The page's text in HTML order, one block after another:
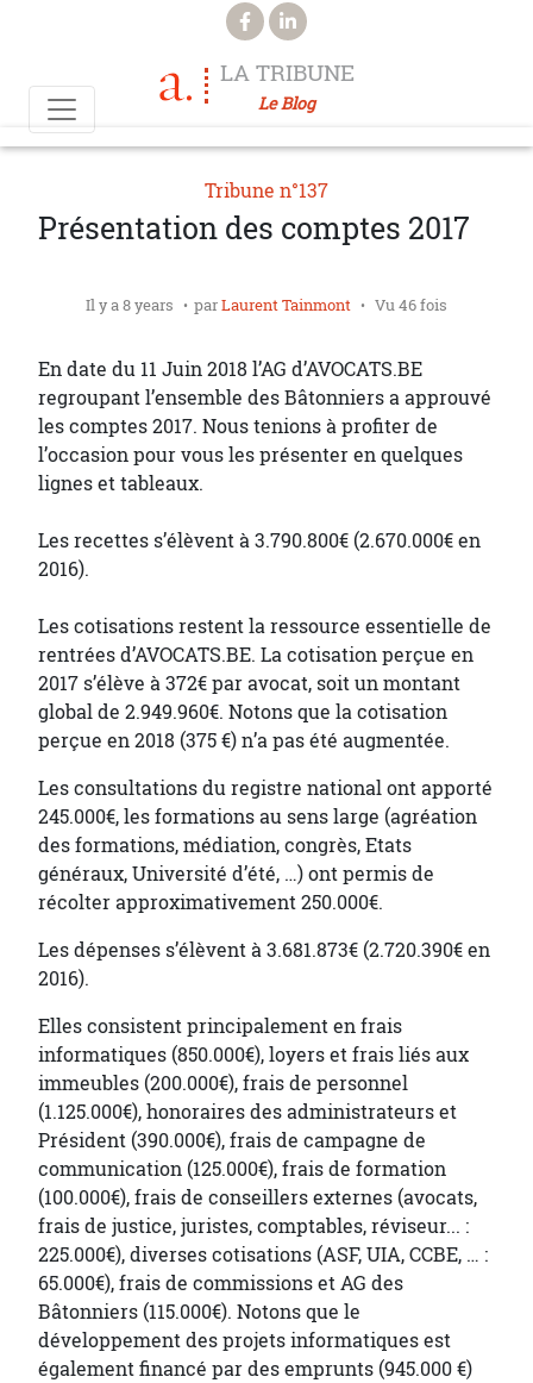
Aller au contenu principal
LA TRIBUNE
Le Blog
Tribune n°137
Présentation des comptes 2017
Il y a 8 years parLaurent Tainmont Vu 46 fois
En date du 11 Juin 2018 l’AG d’AVOCATS.BE
regroupant l’ensemble des Bâtonniers a approuvé
les comptes 2017. Nous tenions à profiter de
l’occasion pour vous les présenter en quelques
lignes et tableaux.
Les recettes s’élèvent à 3.790.800€ (2.670.000€ en
2016).
Les cotisations restent la ressource essentielle de
rentrées d’AVOCATS.BE. La cotisation perçue en
2017 s’élève à 372€ par avocat, soit un montant
global de 2.949.960€. Notons que la cotisation
perçue en 2018 (375 €) n’a pas été augmentée.
Les consultations du registre national ont apporté
245.000€, les formations au sens large (agréation
des formations, médiation, congrès, Etats
généraux, Université d’été, …) ont permis de
récolter approximativement 250.000€.
Les dépenses s’élèvent à 3.681.873€ (2.720.390€ en
2016).
Elles consistent principalement en frais
informatiques (850.000€), loyers et frais liés aux
immeubles (200.000€), frais de personnel
(1.125.000€), honoraires des administrateurs et
Président (390.000€), frais de campagne de
communication (125.000€), frais de formation
(100.000€), frais de conseillers externes (avocats,
frais de justice, juristes, comptables, réviseur... :
225.000€), diverses cotisations (ASF, UIA, CCBE, … :
65.000€), frais de commissions et AG des
Bâtonniers (115.000€). Notons que le
développement des projets informatiques est
également financé par des emprunts (945.000 €)